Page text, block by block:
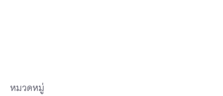
หมวดหมู่